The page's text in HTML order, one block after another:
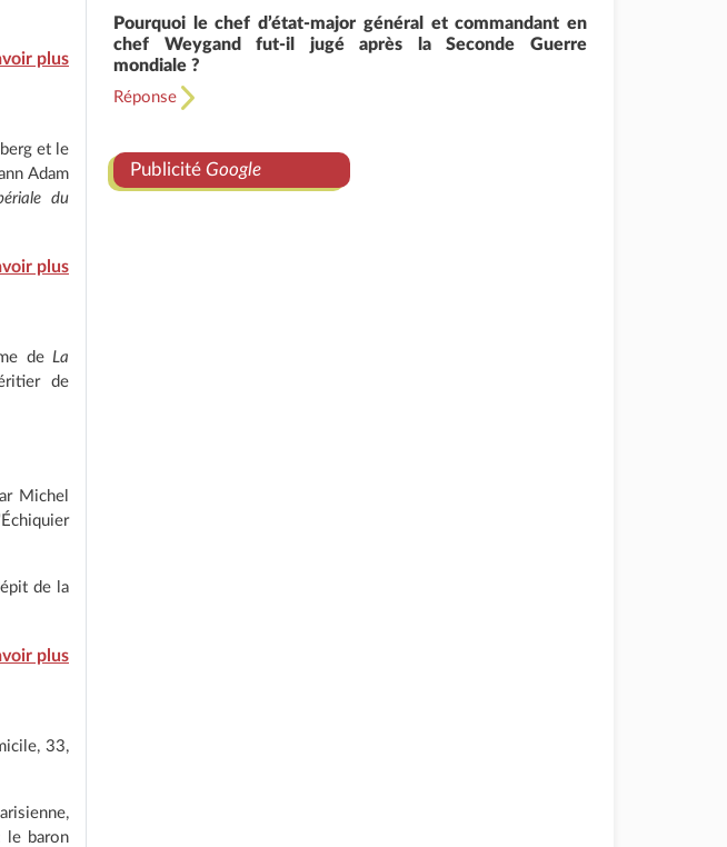
plus
et le
Adam
du
plus
de La
de
Michel
de la
plus
33,
le baron
Pourquoi le chef d’état-major général et commandant en
chef Weygand fut-il jugé après la Seconde Guerre
mondiale ?
Réponse
Publicité Google